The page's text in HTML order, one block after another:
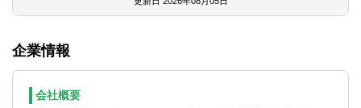
中心です）
専門学校や大学院通学にも理解のある事務
※未経験分野がある方には、丁寧にご指導し
企業情報
会社概要